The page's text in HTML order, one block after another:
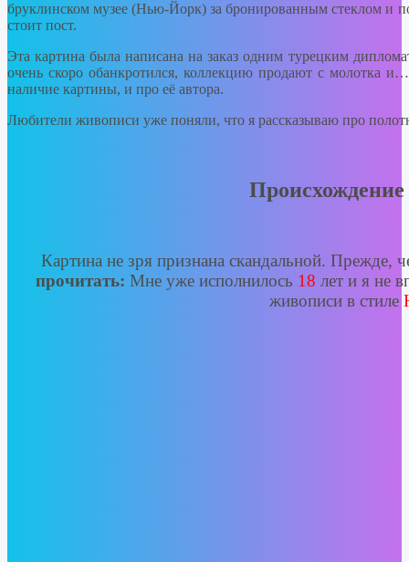
бруклинском музее (Нью-Йорк) за бронированным стеклом и
стоит пост.
Эта картина была написана на заказ одним турецким
очень скоро обанкротился, коллекцию продают с молотка
наличие картины, и про её автора.
Любители живописи уже поняли, что я рассказываю про
Картина не зря признана скандальной. Прежде,
прочитать: Мне уже исполнилось 18 лет и я не
живописи в стиле